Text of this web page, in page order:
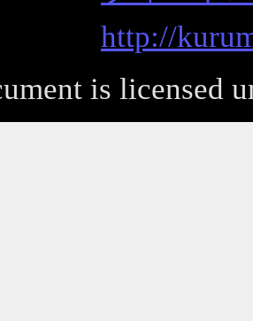
http://
is licensed